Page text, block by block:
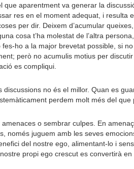
que aparentment va generar la
res en el moment adequat, i resulta
per dir. Deixem d’acumular
cosa t’ha molestat de l’altra
ho a la major brevetat possible, si
però no acumulis motius per
es compliqui.
discussions no és el millor. Quan es
perdem molt més del que
o sembrar culpes. En
només juguem amb les seves
del nostre ego, alimentant-lo i
propi ego crescut es convertirà en